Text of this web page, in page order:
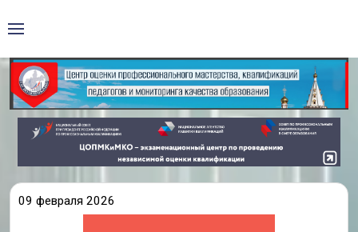
09 февраля 2026В Иркутской области подведены итоги